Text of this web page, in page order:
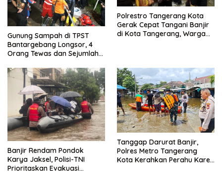
Gunung Sampah di TPST
Bantargebang Longsor, 4
Orang Tewas dan Sejumlah
Polrestro Tangerang Kota
Gerak Cepat Tangani Banjir
di Kota Tangerang, Warga
Banjir Rendam Pondok
Karya Jaksel, Polisi-TNI
Prioritaskan Evakuasi
Tanggap Darurat Banjir,
Polres Metro Tangerang
Kota Kerahkan Perahu Karet